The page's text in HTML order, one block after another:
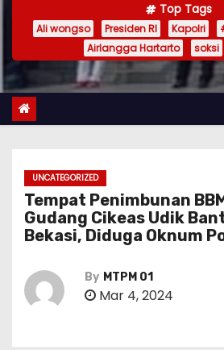
Top Tags
Ali wongso Presiden RI Kapolri
Airlangga Hartarto
soksi
UNCATEGORIZED
Tempat Penimbunan
Gudang Cikeas Udik
Bekasi, Diduga Oknum
By MTPM 01
Mar 4, 2024